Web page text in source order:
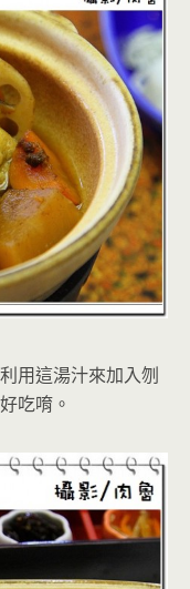
用這湯汁來加入刎
吃唷。